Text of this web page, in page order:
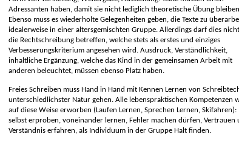
Adressanten haben, damit sie nicht lediglich theoretische Übung
Ebenso muss es wiederholte Gelegenheiten geben, die Texte zu
idealerweise in einer altersgemischten Gruppe. Allerdings darf dies
die Rechtschreibung betreffen, welche stets als erstes und einziges
Verbesserungskriterium angesehen wird. Ausdruck, Verständlichkeit,
inhaltliche Ergänzung, welche das Kind in der gemeinsamen Arbeit mit
anderen beleuchtet, müssen ebenso Platz haben.
Freies Schreiben muss Hand in Hand mit Kennen Lernen von
unterschiedlichster Natur gehen. Alle lebenspraktischen Kompetenzen
auf diese Weise erworben (Laufen Lernen, Sprechen Lernen, Skifahren):
selbst erproben, voneinander lernen, Fehler machen dürfen, Vertrauen
Verständnis erfahren, als Individuum in der Gruppe Halt finden.